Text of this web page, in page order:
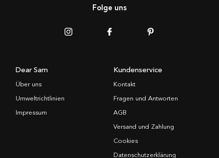
Folge uns
Dear Sam
Über uns
Umweltrichtlinien
Impressum
Kundenservice
Kontakt
Fragen und Antworten
AGB
Versand und Zahlung
Cookies
Datenschutzerklärung